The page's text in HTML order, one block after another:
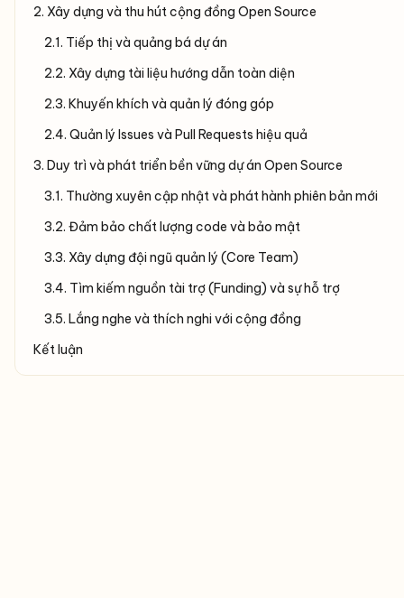
2. Xây dựng và thu hút cộng đồng Open Source
2.1. Tiếp thị và quảng bá dự án
2.2. Xây dựng tài liệu hướng dẫn toàn diện
2.3. Khuyến khích và quản lý đóng góp
2.4. Quản lý Issues và Pull Requests hiệu quả
3. Duy trì và phát triển bền vững dự án Open Source
3.1. Thường xuyên cập nhật và phát hành phiên bản mới
3.2. Đảm bảo chất lượng code và bảo mật
3.3. Xây dựng đội ngũ quản lý (Core Team)
3.4. Tìm kiếm nguồn tài trợ (Funding) và sự hỗ trợ
3.5. Lắng nghe và thích nghi với cộng đồng
Kết luận